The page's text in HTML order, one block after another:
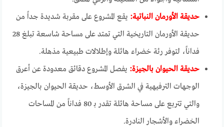
حديقة الأورمان النباتية: يقع المشروع على مقربة شديدة جداً من
حديقة الأورمان التاريخية التي تمتد على مساحة شاسعة تبلغ 28
فداناً، لتوفر رئة خضراء هائلة وإطلالات طبيعية مذهلة.
حديقة الحيوان بالجيزة: يفصل المشروع دقائق معدودة عن أعرق
الوجهات الترفيهية في الشرق الأوسط، حديقة الحيوان بالجيزة،
والتي تتربع على مساحة هائلة تقدر بـ 80 فداناً من المساحات
الخضراء والأشجار النادرة.